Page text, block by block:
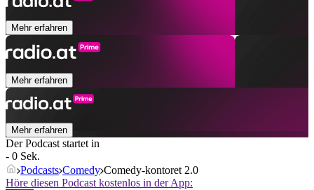
Mehr erfahren
Mehr erfahren
Mehr erfahren
Der Podcast startet in
- 0 Sek.
Podcasts Comedy Comedy-kontoret 2.0
Höre diesen Podcast kostenlos in der App: